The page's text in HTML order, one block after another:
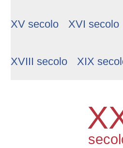
XV secolo XVI secolo
XVIII secolo XIX